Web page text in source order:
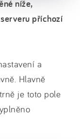
níže,
příchozí
a
Hlavně
je toto pole